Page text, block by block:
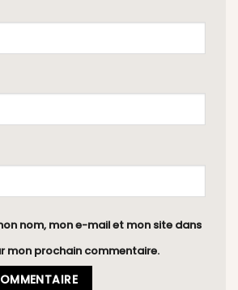
nom, mon e-mail et mon site dans
mon prochain commentaire.